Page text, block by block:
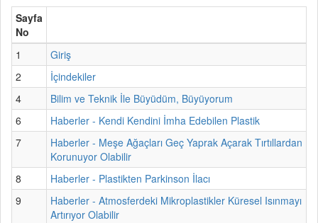
Sayfa
No
1
Giriş
2
İçindekiler
4
Bilim ve Teknik İle Büyüdüm, Büyüyorum
6
Haberler - Kendi Kendini İmha Edebilen Plastik
7
Haberler - Meşe Ağaçları Geç Yaprak Açarak Tırtıllardan
Korunuyor Olabilir
8
Haberler - Plastikten Parkinson İlacı
9
Haberler - Atmosferdeki Mikroplastikler Küresel Isınmayı
Artırıyor Olabilir